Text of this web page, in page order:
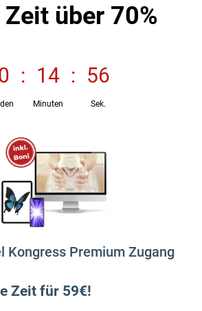
Zeit über 70%
: 14 : 56
Minuten Sek.
Kongress Premium Zugang
Zeit für 59€!